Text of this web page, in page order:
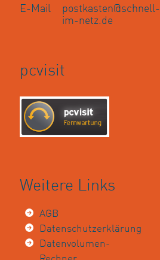
E-Mail
postkasten@schnell-
im-netz.de
pcvisit
Weitere Links
AGB
Datenschutzerklärung
Datenvolumen-